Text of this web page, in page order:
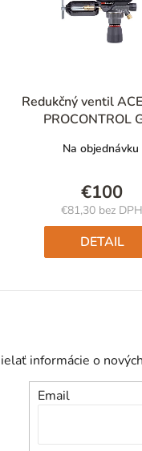
Redukčný ventil
PROCONTROL
Na objednávku
€100
€81,30 bez DPH
cena:
DETAIL
informácie o
Email